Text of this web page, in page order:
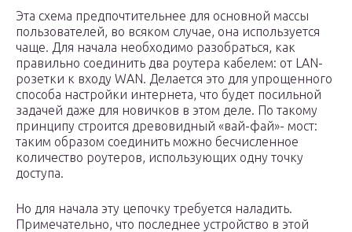
Эта схема предпочтительнее для основной массы
пользователей, во всяком случае, она используется
чаще. Для начала необходимо разобраться, как
правильно соединить два роутера кабелем: от LAN-
розетки к входу WAN. Делается это для упрощенного
способа настройки интернета, что будет посильной
задачей даже для новичков в этом деле. По такому
принципу строится древовидный «вай-фай»- мост:
таким образом соединить можно бесчисленное
количество роутеров, использующих одну точку
доступа.
Но для начала эту цепочку требуется наладить.
Примечательно, что последнее устройство в этой